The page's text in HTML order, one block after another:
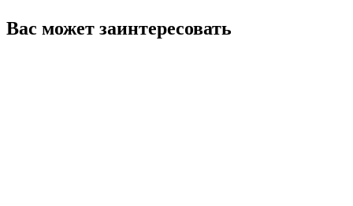
Вас может заинтересовать